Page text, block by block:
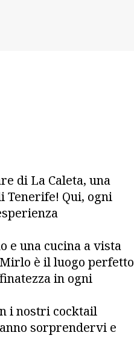
di La Caleta, una
Tenerife! Qui, ogni
e una cucina a vista
è il luogo perfetto
in ogni
i nostri cocktail
sorprendervi e